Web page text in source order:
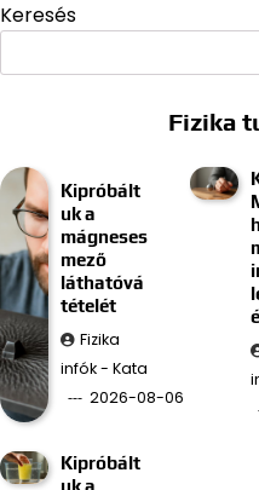
Keresés
Fizika
Kipróbált
uk a
mágneses
mező
láthatóvá
tételét
Fizika
infók - Kata
2026-08-06
Kipróbált